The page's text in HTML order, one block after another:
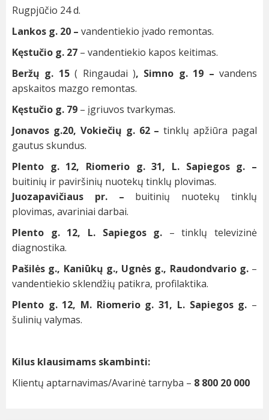
Rugpjūčio 24 d.
Lankos g. 20 – vandentiekio įvado remontas.
Kęstučio g. 27 – vandentiekio kapos keitimas.
Beržų g. 15( Ringaudai ), Simno g. 19 –vandens
apskaitos mazgo remontas.
Kęstučio g. 79 – įgriuvos tvarkymas.
Jonavos g.20, Vokiečių g. 62 – tinklų apžiūra pagal
gautus skundus.
Plento g. 12, Riomerio g. 31, L. Sapiegos g. –
buitinių ir paviršinių nuotekų tinklų plovimas.
Juozapavičiaus pr. – buitinių nuotekų tinklų
plovimas, avariniai darbai.
Plento g. 12, L. Sapiegos g. – tinklų televizinė
diagnostika.
Pašilės g., Kaniūkų g., Ugnės g., Raudondvario g. –
vandentiekio sklendžių patikra, profilaktika.
Plento g. 12, M. Riomerio g. 31, L. Sapiegos g. –
šulinių valymas.
Kilus klausimams skambinti:
Klientų aptarnavimas/Avarinė tarnyba – 8 800 20 000